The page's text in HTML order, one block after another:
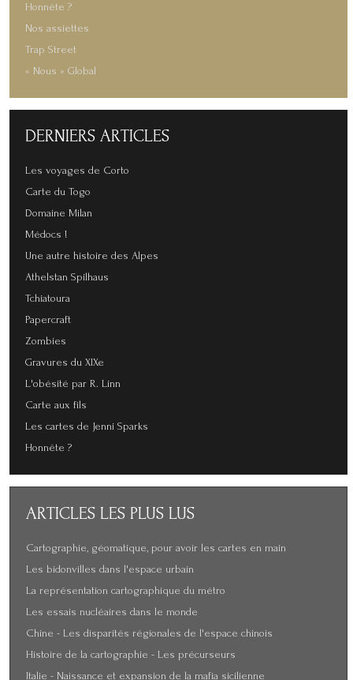
Honnête ?
Nos assiettes
Trap Street
« Nous » Global
DERNIERS ARTICLES
Les voyages de Corto
Carte du Togo
Domaine Milan
Médocs !
Une autre histoire des Alpes
Athelstan Spilhaus
Tchiatoura
Papercraft
Zombies
Gravures du XIXe
L'obésité par R. Linn
Carte aux fils
Les cartes de Jenni Sparks
Honnête ?
ARTICLES LES PLUS LUS
Cartographie, géomatique, pour avoir les cartes en main
Les bidonvilles dans l'espace urbain
La représentation cartographique du métro
Les essais nucléaires dans le monde
Chine - Les disparités régionales de l'espace chinois
Histoire de la cartographie - Les précurseurs
Italie - Naissance et expansion de la mafia sicilienne